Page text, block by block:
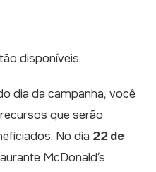
disponíveis.
dia da campanha, você
que serão
No dia 22 de
McDonald’s